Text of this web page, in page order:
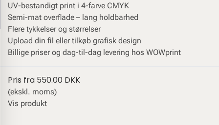
UV-bestandigt print i 4-farve CMYK
Semi-mat overflade – lang holdbarhed
Flere tykkelser og størrelser
Upload din fil eller tilkøb grafisk design
Billige priser og dag-til-dag levering hos WOWprint
Pris fra 550.00 DKK
(ekskl. moms)
Vis produkt